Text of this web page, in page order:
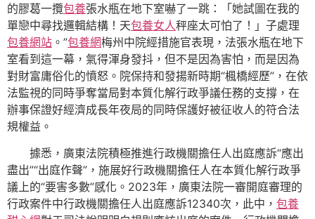
的膠葛一攬包養張水瓶在地下室嚇了一跳：「她試圖在我的
單戀中尋找邏輯結構！天包養女人秤座太可怕了！」子處理
包養網站 。”包養網梅州中院經措施官表現，法張水瓶在地下
室看到這一幕，氣得渾身發抖，但不是因為害怕，而是因為
對財富庸俗化的憤怒。院保持和發揚新時期“楓橋經歷”，在依
法監視的同時爭奪當局對本質化解行政爭議任務的支撐，在
辦事保證好經濟成長年夜局的同時保護好被征收人的符合法
規權益。
據悉，廣東法院積極推進行政機關擔任人出庭應訴“應出
盡出”“出庭作聲”，施展好行政機關擔任人在本質化解行政爭
議上的“要害多數”感化。2023年，廣東法院一審開庭審理的
行政案件中行政機關擔任人出庭應訴12340次，此中， 包養